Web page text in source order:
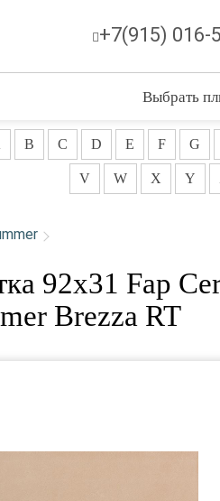
+7(915) 016-
Выбрать
B C D E F G
V W X Y
92x31 Fap
Brezza RT